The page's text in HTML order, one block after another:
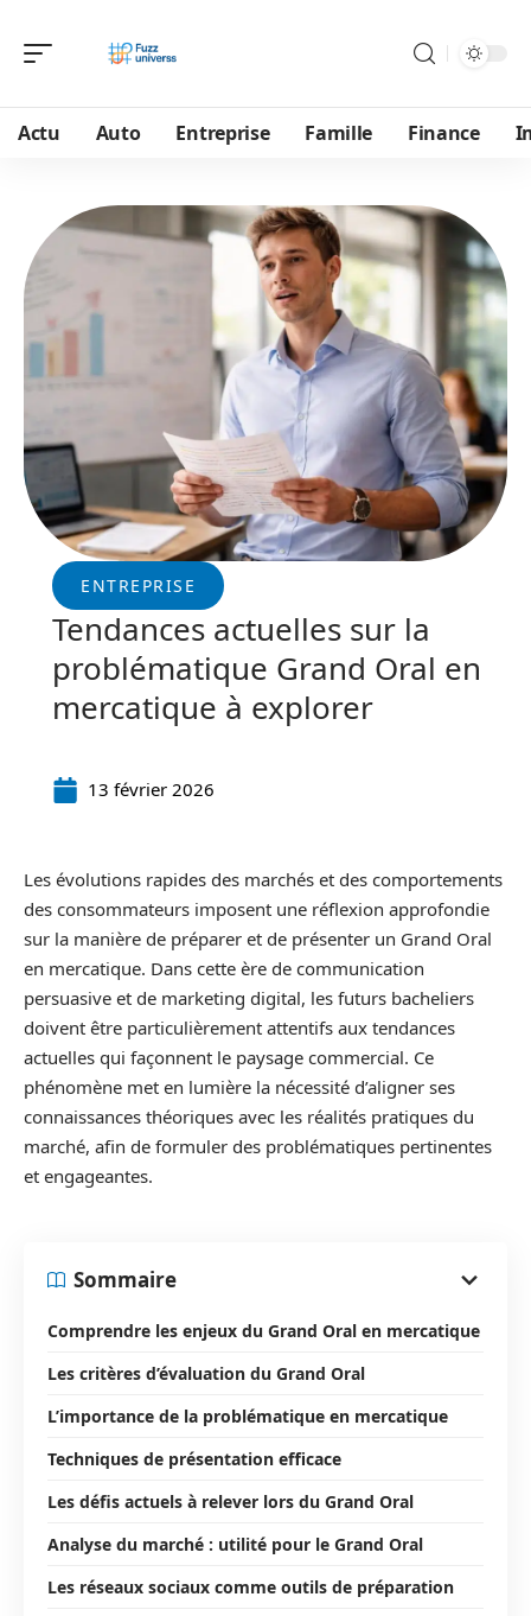
Actu Auto Entreprise Famille Finance
ENTREPRISE
Tendances actuelles sur la
problématique Grand Oral en
mercatique à explorer
13 février 2026
Les évolutions rapides des marchés et des comportements
des consommateurs imposent une réflexion approfondie
sur la manière de préparer et de présenter un Grand Oral
en mercatique. Dans cette ère de communication
persuasive et de marketing digital, les futurs bacheliers
doivent être particulièrement attentifs aux tendances
actuelles qui façonnent le paysage commercial. Ce
phénomène met en lumière la nécessité d’aligner ses
connaissances théoriques avec les réalités pratiques du
marché, afin de formuler des problématiques pertinentes
et engageantes.
Sommaire
Comprendre les enjeux du Grand Oral en mercatique
Les critères d’évaluation du Grand Oral
L’importance de la problématique en mercatique
Techniques de présentation efficace
Les défis actuels à relever lors du Grand Oral
Analyse du marché : utilité pour le Grand Oral
Les réseaux sociaux comme outils de préparation